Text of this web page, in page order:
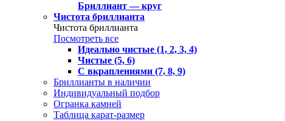
Бриллиант — круг
Чистота бриллианта
Чистота бриллианта
Посмотреть все
Идеально чистые (1, 2, 3, 4)
Чистые (5, 6)
С вкраплениями (7, 8, 9)
Бриллианты в наличии
Индивидуальный подбор
Огранка камней
Таблица карат-размер